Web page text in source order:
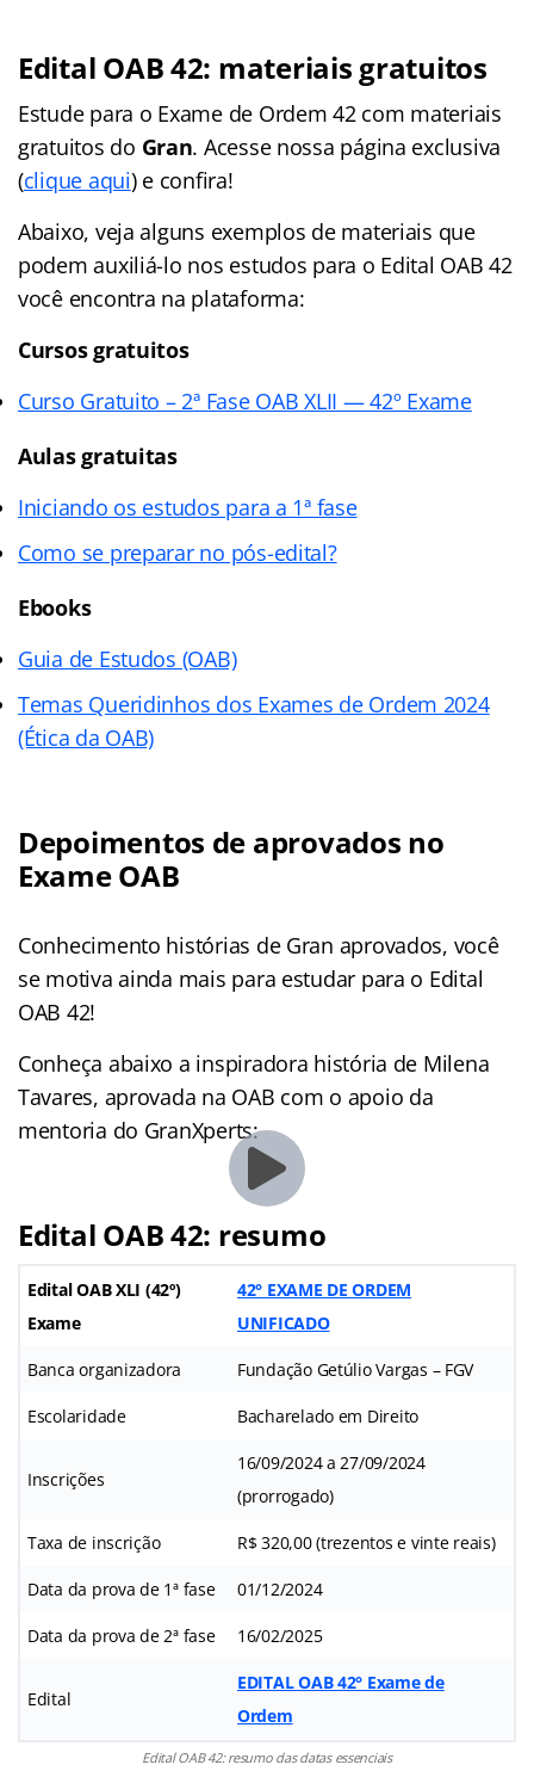
Edital OAB 42: materiais gratuitos
Estude para o Exame de Ordem 42 com materiais
gratuitos do Gran. Acesse nossa página exclusiva
(clique aqui) e confira!
Abaixo, veja alguns exemplos de materiais que
podem auxiliá-lo nos estudos para o Edital OAB 42
você encontra na plataforma:
Cursos gratuitos
Curso Gratuito – 2ª Fase OAB XLII — 42º Exame
Aulas gratuitas
Iniciando os estudos para a 1ª fase
Como se preparar no pós-edital?
Ebooks
Guia de Estudos (OAB)
Temas Queridinhos dos Exames de Ordem 2024
(Ética da OAB)
Depoimentos de aprovados no
Exame OAB
Conhecimento histórias de Gran aprovados, você
se motiva ainda mais para estudar para o Edital
OAB 42!
Conheça abaixo a inspiradora história de Milena
Tavares, aprovada na OAB com o apoio da
mentoria do GranXperts:
Edital OAB 42: resumo
Edital OAB XLI (42º)
Exame
42° EXAME DE ORDEM
UNIFICADO
Banca organizadora Fundação Getúlio Vargas – FGV
Escolaridade Bacharelado em Direito
Inscrições
16/09/2024 a 27/09/2024
(prorrogado)
Taxa de inscrição R$ 320,00 (trezentos e vinte reais)
Data da prova de 1ª fase 01/12/2024
Data da prova de 2ª fase 16/02/2025
Edital
EDITAL OAB 42° Exame de
Ordem
Edital OAB 42: resumo das datas essenciais